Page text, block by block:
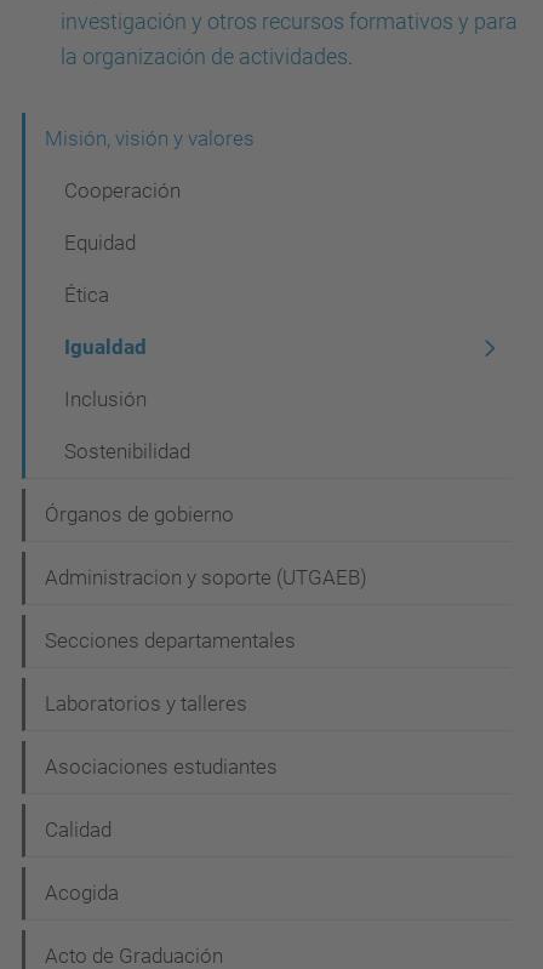
investigación y otros recursos formativos y para
la organización de actividades
ó
Misión, visión y valores
Cooperación
Equidad
Ética
Igualdad
Inclusión
Sostenibilidad
Órganos de gobierno
Administracion y soporte (UTGAEB)
Secciones departamentales
Laboratorios y talleres
Asociaciones estudiantes
Calidad
Acogida
Acto de Graduación